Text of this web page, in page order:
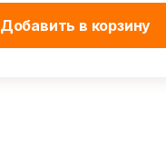
Добавить в корзину